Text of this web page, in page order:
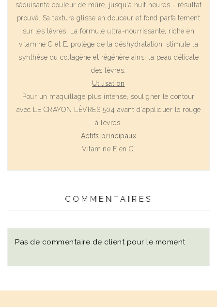
séduisante couleur de mûre, jusqu'à huit heures - résultat
prouvé. Sa texture glisse en douceur et fond parfaitement
sur les lèvres. La formule ultra-nourrissante, riche en
vitamine C et E, protège de la déshydratation, stimule la
synthèse du collagène et régénère ainsi la peau délicate
des lèvres.
Utilisation
Pour un maquillage plus intense, souligner le contour
avec LE CRAYON LÈVRES 504 avant d'appliquer le rouge
à lèvres.
Actifs principaux
Vitamine E en C.
COMMENTAIRES
Pas de commentaire de client pour le moment